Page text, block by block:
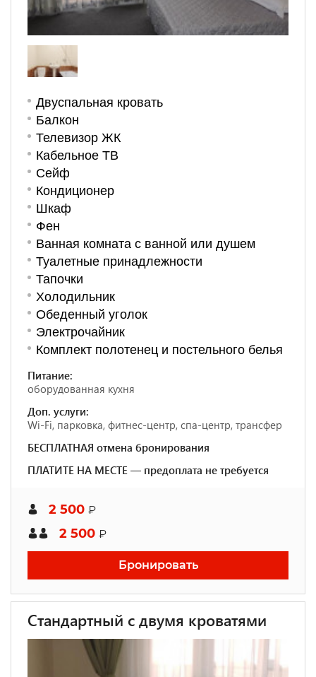
Двуспальная кровать
Балкон
Телевизор ЖК
Кабельное ТВ
Сейф
Кондиционер
Шкаф
Фен
Ванная комната с ванной или душем
Туалетные принадлежности
Тапочки
Холодильник
Обеденный уголок
Электрочайник
Комплект полотенец и постельного белья
Питание:
оборудованная кухня
Доп. услуги:
Wi-Fi, парковка, фитнес-центр, спа-центр, трансфер
БЕСПЛАТНАЯ отмена бронирования
ПЛАТИТЕ НА МЕСТЕ — предоплата не требуется
2 500 ₽
2 500 ₽
Бронировать
Стандартный с двумя кроватями